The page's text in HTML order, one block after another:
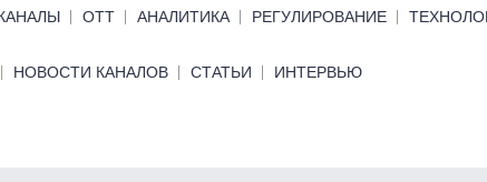
ОТТ АНАЛИТИКА РЕГУЛИРОВАНИЕ
НОВОСТИ КАНАЛОВ СТАТЬИ ИНТЕРВЬЮ